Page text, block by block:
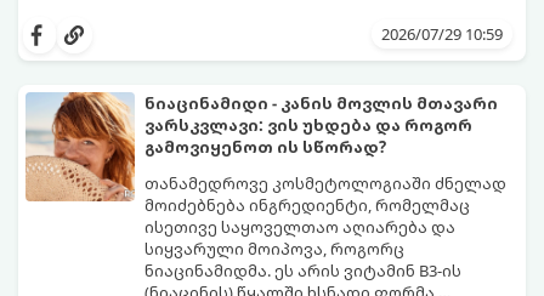
გამოიმუშაოს მელანინი - პიგმენტი,
5-დღიანი სქემა დაგეხმარებათ, მიიღოთ
ღრმა, თანაბარი და ხანგრძლივი რუჯი
კანის ჯანმრთელობის დაზიანების გარეშე.
2026/07/29 10:59
ნიაცინამიდი - კანის მოვლის მთავარი
ვარსკვლავი: ვის უხდება და როგორ
გამოვიყენოთ ის სწორად?
თანამედროვე კოსმეტოლოგიაში ძნელად
მოიძებნება ინგრედიენტი, რომელმაც
ისეთივე საყოველთაო აღიარება და
სიყვარული მოიპოვა, როგორც
ნიაცინამიდმა. ეს არის ვიტამინ B3-ის